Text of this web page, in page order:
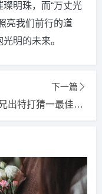
明珠，而“万丈光
亮我们前行的道
明的未来。
下一篇
羊羊兄出特打猜一最佳的生肖，落实词语释义解释